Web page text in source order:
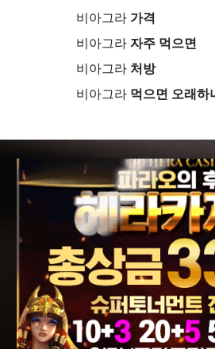
비아그라 가격
비아그라자주 먹으면
비아그라 처방
비아그라 먹으면 오래하